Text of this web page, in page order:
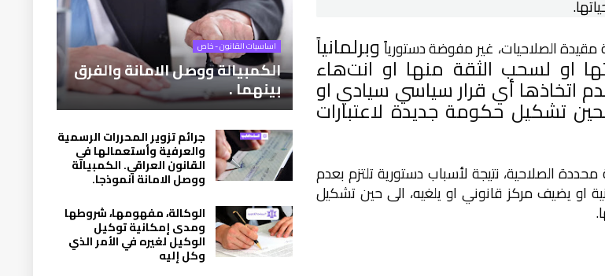
الصلاحيات، غير مفوضة دستورياً وبرلمانياً
او لسحب الثقة منهااوانتهاء
اتخاذها أي قرار سياسي سيادي او
تشكيل حكومة جديدة لاعتبارات
الصلاحية، نتيجة لأسباب دستورية تلتزم بعدم
او يضيف مركز قانوني او يلغيه، الى حين تشكيل
اساسيات القانون - خاص
الكمبيالة ووصل الامانة والفرق
بينهما .
جرائم تزوير المحررات الرسمية
والعرفية وأستعمالها في
القانون العراقي. الكمبيالة
ووصل الامانة انموذجا.
الوكالة، مفهومها، شروطها
ومدى إمكانية توكيل
الوكيل لغيره في الأمر الذي
وكل إليه